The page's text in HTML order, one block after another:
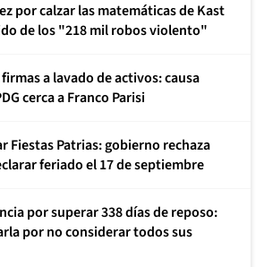
por calzar las matemáticas de Kast
de los "218 mil robos violento"
a lavado de activos: causa
cerca a Franco Parisi
Fiestas Patrias: gobierno rechaza
feriado el 17 de septiembre
por superar 338 días de reposo:
por no considerar todos sus